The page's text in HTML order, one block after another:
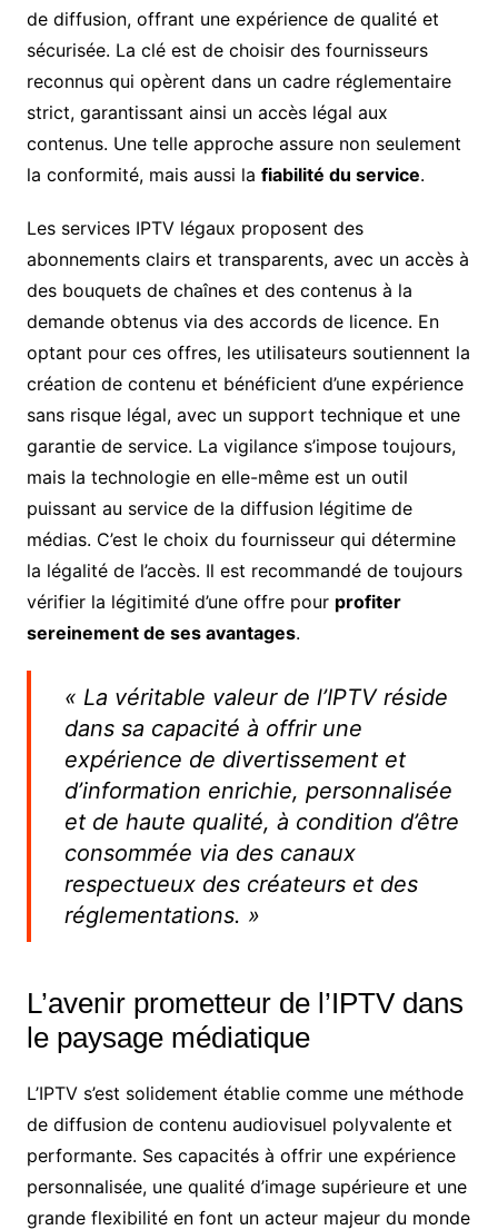
de diffusion, offrant une expérience de qualité et
sécurisée. La clé est de choisir des fournisseurs
reconnus qui opèrent dans un cadre réglementaire
strict, garantissant ainsi un accès légal aux
contenus. Une telle approche assure non seulement
la conformité, mais aussi la fiabilité du service.
Les services IPTV légaux proposent des
abonnements clairs et transparents, avec un accès à
des bouquets de chaînes et des contenus à la
demande obtenus via des accords de licence. En
optant pour ces offres, les utilisateurs soutiennent la
création de contenu et bénéficient d’une expérience
sans risque légal, avec un support technique et une
garantie de service. La vigilance s’impose toujours,
mais la technologie en elle-même est un outil
puissant au service de la diffusion légitime de
médias. C’est le choix du fournisseur qui détermine
la légalité de l’accès. Il est recommandé de toujours
vérifier la légitimité d’une offre pour profiter
sereinement de ses avantages.
« La véritable valeur de l’IPTV réside
dans sa capacité à offrir une
expérience de divertissement et
d’information enrichie, personnalisée
et de haute qualité, à condition d’être
consommée via des canaux
respectueux des créateurs et des
réglementations. »
L’avenir prometteur de l’IPTV dans
le paysage médiatique
L’IPTV s’est solidement établie comme une méthode
de diffusion de contenu audiovisuel polyvalente et
performante. Ses capacités à offrir une expérience
personnalisée, une qualité d’image supérieure et une
grande flexibilité en font un acteur majeur du monde